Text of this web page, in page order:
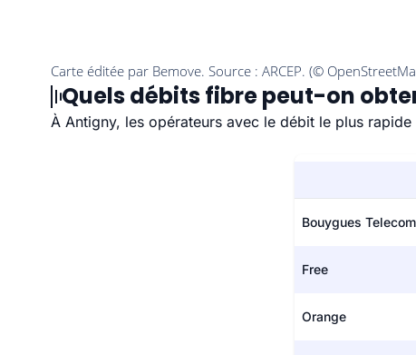
Quels débits fibre peut-on
À Antigny, les opérateurs avec le débit le plus
Bouygues Telecom
Free
Orange